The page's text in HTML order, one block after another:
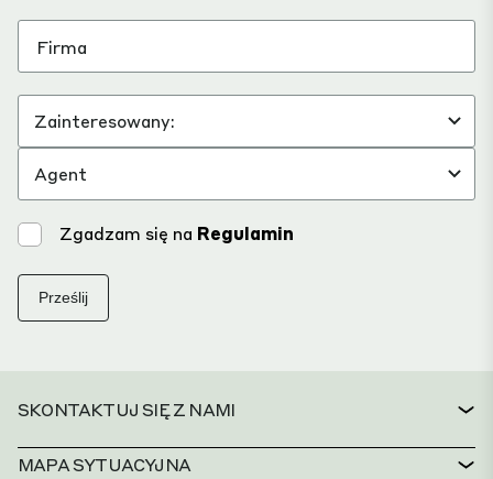
Zgadzam się na Regulamin
Prześlij
SKONTAKTUJ SIĘ Z NAMI
KONTAKT
MAPA SYTUACYJNA